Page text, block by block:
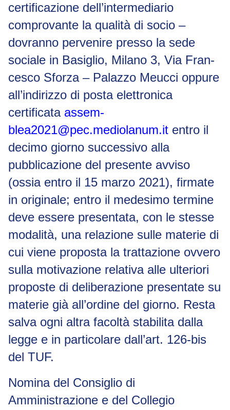
certificazione dell’intermediario
comprovante la qualità di socio –
dovranno pervenire presso la sede
sociale in Basiglio, Milano 3, Via Fran-
cesco Sforza – Palazzo Meucci oppure
all’indirizzo di posta elettronica
certificata assem-
blea2021@pec.mediolanum.it entro il
decimo giorno successivo alla
pubblicazione del presente avviso
(ossia entro il 15 marzo 2021), firmate
in originale; entro il medesimo termine
deve essere presentata, con le stesse
modalità, una relazione sulle materie di
cui viene proposta la trattazione ovvero
sulla motivazione relativa alle ulteriori
proposte di deliberazione presentate su
materie già all’ordine del giorno. Resta
salva ogni altra facoltà stabilita dalla
legge e in particolare dall’art. 126-bis
del TUF.
Nomina del Consiglio di
Amministrazione e del Collegio